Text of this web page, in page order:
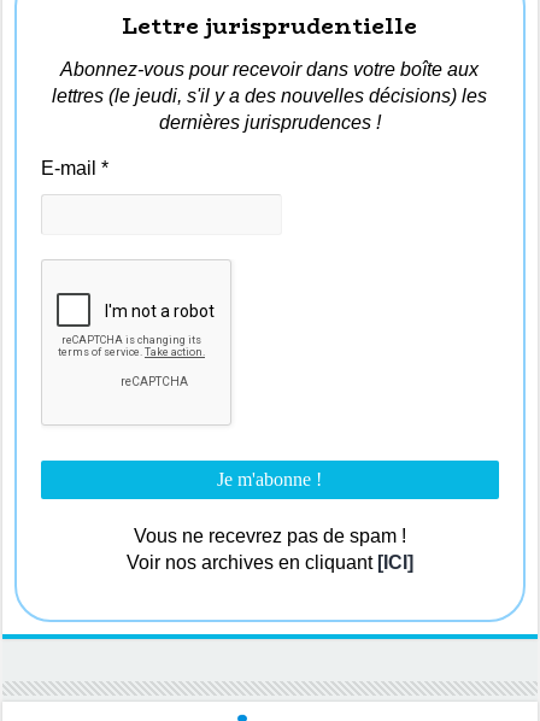
Lettre jurisprudentielle
Abonnez-vous pour recevoir dans votre boîte aux
lettres (le jeudi, s'il y a des nouvelles décisions) les
dernières jurisprudences !
E-mail*
Vous ne recevrez pas de spam !
Voir nos archives en cliquant [ICI]